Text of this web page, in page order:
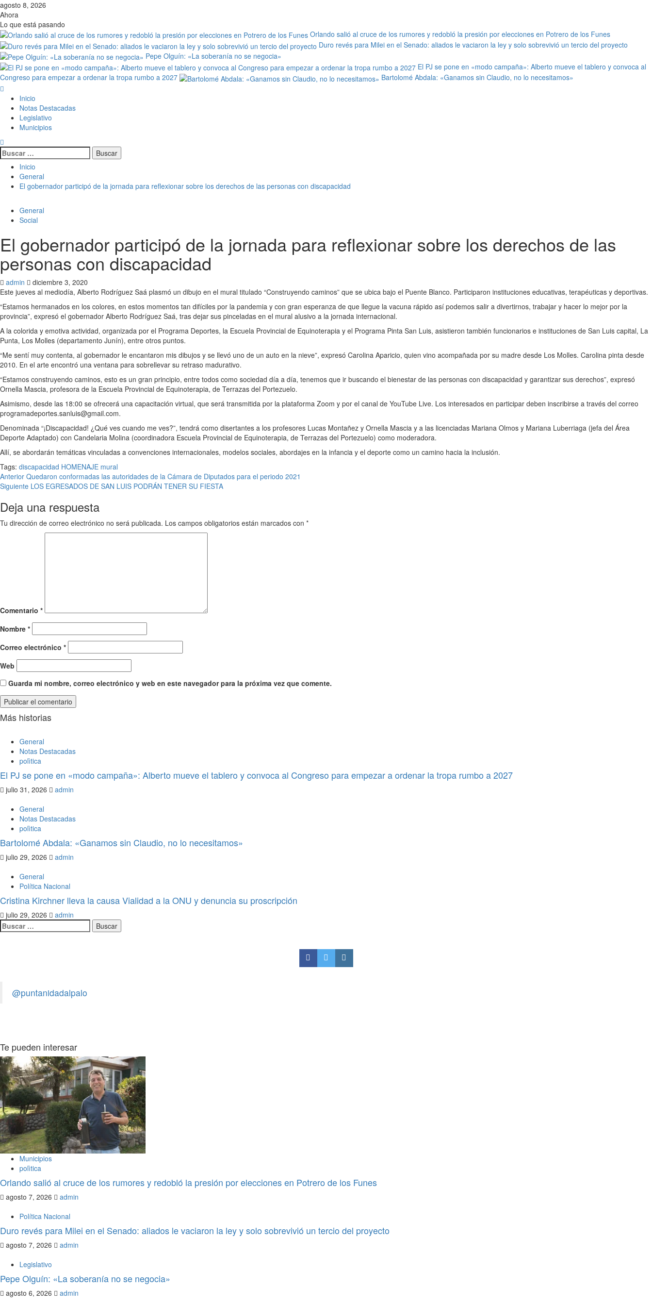
agosto 8, 2026
Ahora
Lo que está pasando
Orlando salió al cruce de los rumores y redobló la presión por elecciones en Potrero de los Funes
Duro revés para Milei en el Senado: aliados le vaciaron la ley y solo sobrevivió un tercio del proyecto
Pepe Olguín: «La soberanía no se negocia»
El PJ se pone en «modo campaña»: Alberto mueve el tablero y convoca al
Congreso para empezar a ordenar la tropa rumbo a 2027
Bartolomé Abdala: «Ganamos sin Claudio, no lo necesitamos»
Inicio
Notas Destacadas
Legislativo
Municipios
Inicio
General
El gobernador participó de la jornada para reflexionar sobre los derechos de las personas con discapacidad
General
Social
El gobernador participó de la jornada para reflexionar sobre los derechos de las
personas con discapacidad
admin
diciembre 3, 2020
Este jueves al mediodía, Alberto Rodríguez Saá plasmó un dibujo en el mural titulado “Construyendo caminos” que se ubica bajo el Puente Blanco. Participaron instituciones educativas, terapéuticas y deportivas.
“Estamos hermanados en los colores, en estos momentos tan difíciles por la pandemia y con gran esperanza de que llegue la vacuna rápido así podemos salir a divertirnos, trabajar y hacer lo mejor por la
provincia”, expresó el gobernador Alberto Rodríguez Saá, tras dejar sus pinceladas en el mural alusivo a la jornada internacional.
A la colorida y emotiva actividad, organizada por el Programa Deportes, la Escuela Provincial de Equinoterapia y el Programa Pinta San Luis, asistieron también funcionarios e instituciones de San Luis capital, La
Punta, Los Molles (departamento Junín), entre otros puntos.
“Me sentí muy contenta, al gobernador le encantaron mis dibujos y se llevó uno de un auto en la nieve”, expresó Carolina Aparicio, quien vino acompañada por su madre desde Los Molles. Carolina pinta desde
2010. En el arte encontró una ventana para sobrellevar su retraso madurativo.
“Estamos construyendo caminos, esto es un gran principio, entre todos como sociedad día a día, tenemos que ir buscando el bienestar de las personas con discapacidad y garantizar sus derechos”, expresó
Ornella Mascia, profesora de la Escuela Provincial de Equinoterapia, de Terrazas del Portezuelo.
Asimismo, desde las 18:00 se ofrecerá una capacitación virtual, que será transmitida por la plataforma Zoom y por el canal de YouTube Live. Los interesados en participar deben inscribirse a través del correo
programadeportes.sanluis@gmail.com.
Denominada “¡Discapacidad! ¿Qué ves cuando me ves?”, tendrá como disertantes a los profesores Lucas Montañez y Ornella Mascia y a las licenciadas Mariana Olmos y Mariana Luberriaga (jefa del Área
Deporte Adaptado) con Candelaria Molina (coordinadora Escuela Provincial de Equinoterapia, de Terrazas del Portezuelo) como moderadora.
Allí, se abordarán temáticas vinculadas a convenciones internacionales, modelos sociales, abordajes en la infancia y el deporte como un camino hacia la inclusión.
Tags: discapacidad HOMENAJE mural
Anterior Quedaron conformadas las autoridades de la Cámara de Diputados para el periodo 2021
Siguiente LOS EGRESADOS DE SAN LUIS PODRÁN TENER SU FIESTA
Deja una respuesta
Tu dirección de correo electrónico no será publicada. Los campos obligatorios están marcados con *
Comentario *
Nombre *
Correo electrónico *
Web
Guarda mi nombre, correo electrónico y web en este navegador para la próxima vez que comente.
Más historias
General
Notas Destacadas
polìtica
El PJ se pone en «modo campaña»: Alberto mueve el tablero y convoca al Congreso para empezar a ordenar la tropa rumbo a 2027
julio 31, 2026
admin
General
Notas Destacadas
polìtica
Bartolomé Abdala: «Ganamos sin Claudio, no lo necesitamos»
julio 29, 2026
admin
General
Política Nacional
Cristina Kirchner lleva la causa Vialidad a la ONU y denuncia su proscripción
julio 29, 2026 admin
@puntanidadalpalo
Pepe Olguín: «La soberanía no se negocia»
Te pueden interesar
Municipios
polìtica
Orlando salió al cruce de los rumores y redobló la presión por elecciones en Potrero de los Funes
agosto 7, 2026
admin
Política Nacional
Duro revés para Milei en el Senado: aliados le vaciaron la ley y solo sobrevivió un tercio del proyecto
agosto 7, 2026
admin
Legislativo
Pepe Olguín: «La soberanía no se negocia»
agosto 6, 2026 admin